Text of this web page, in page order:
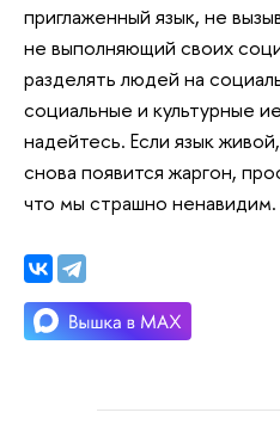
приглаженный язык, не
не выполняющий своих
разделять людей на
социальные и культурные
надейтесь. Если язык
снова появится жаргон,
что мы страшно